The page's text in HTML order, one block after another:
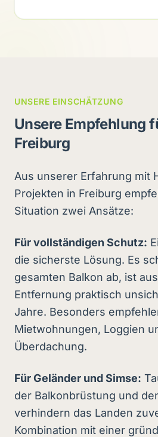
UNSERE EINSCHÄTZUNG
Unsere Empfehlung
Freiburg
Aus unserer Erfahrung mit
Projekten in Freiburg
Situation zwei Ansätze:
Für vollständigen Schutz:
die sicherste Lösung. Es
gesamten Balkon ab, ist
Entfernung praktisch
Jahre. Besonders
Mietwohnungen, Loggien
Überdachung.
Für Geländer und Simse:
der Balkonbrüstung und
verhindern das Landen
Kombination mit einer